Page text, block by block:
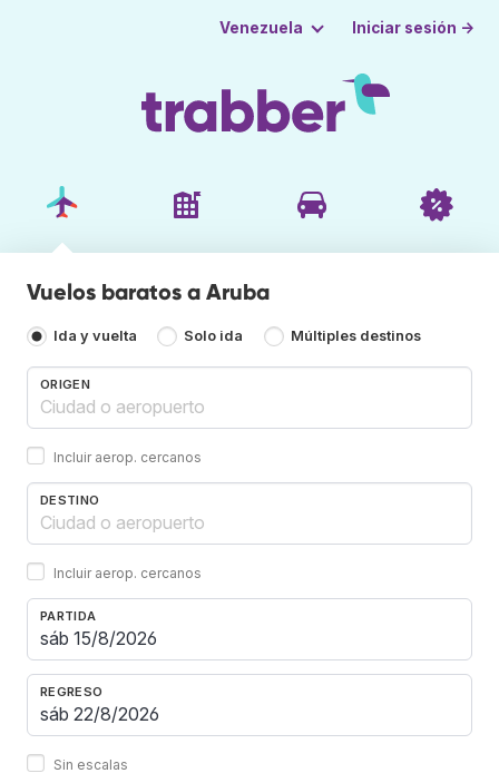
Venezuela Iniciar sesión →
Vuelos baratos a Aruba
Ida y vuelta Solo ida Múltiples destinos
ORIGEN
Incluir aerop. cercanos
DESTINO
Incluir aerop. cercanos
PARTIDA
REGRESO
Sin escalas